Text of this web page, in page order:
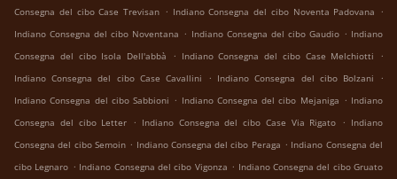
Consegna del cibo Case Trevisan . Indiano Consegna del cibo Noventa Padovana .
Indiano Consegna del cibo Noventana . Indiano Consegna del cibo Gaudio . Indiano
Consegna del cibo Isola Dell'abbà
. Indiano Consegna del cibo Case Melchiotti
.
Indiano Consegna del cibo Case Cavallini
. Indiano Consegna del cibo Bolzani
.
Indiano Consegna del cibo Sabbioni . Indiano Consegna del cibo Mejaniga . Indiano
Consegna del cibo Letter . Indiano Consegna del cibo Case Via Rigato . Indiano
Consegna del cibo Semoin . Indiano Consegna del cibo Peraga . Indiano Consegna del
cibo Legnaro . Indiano Consegna del cibo Vigonza . Indiano Consegna del cibo Gruato